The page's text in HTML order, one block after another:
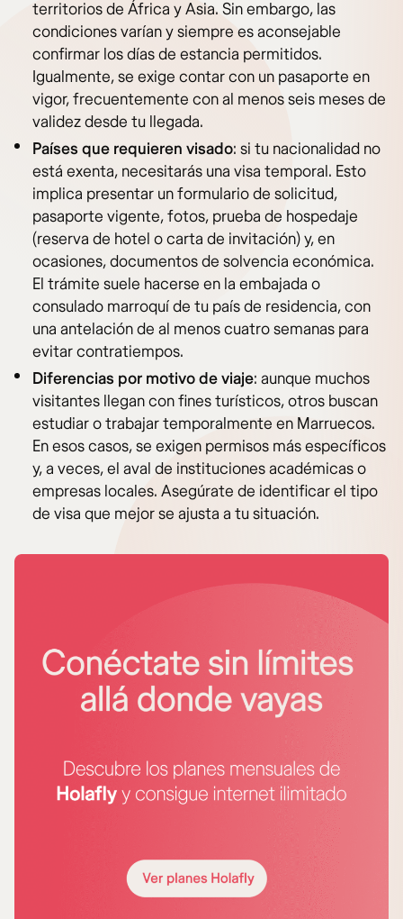
territorios de África y Asia. Sin embargo, las
condiciones varían y siempre es aconsejable
confirmar los días de estancia permitidos.
Igualmente, se exige contar con un pasaporte en
vigor, frecuentemente con al menos seis meses de
validez desde tu llegada.
Países que requieren visado: si tu nacionalidad no
está exenta, necesitarás una visa temporal. Esto
implica presentar un formulario de solicitud,
pasaporte vigente, fotos, prueba de hospedaje
(reserva de hotel o carta de invitación) y, en
ocasiones, documentos de solvencia económica.
El trámite suele hacerse en la embajada o
consulado marroquí de tu país de residencia, con
una antelación de al menos cuatro semanas para
evitar contratiempos.
Diferencias por motivo de viaje: aunque muchos
visitantes llegan con fines turísticos, otros buscan
estudiar o trabajar temporalmente en Marruecos.
En esos casos, se exigen permisos más específicos
y, a veces, el aval de instituciones académicas o
empresas locales. Asegúrate de identificar el tipo
de visa que mejor se ajusta a tu situación.